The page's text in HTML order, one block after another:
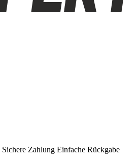
Sichere Zahlung Einfache Rückgabe